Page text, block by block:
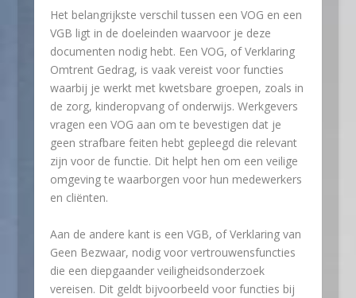
Het belangrijkste verschil tussen een VOG en een
VGB ligt in de doeleinden waarvoor je deze
documenten nodig hebt. Een VOG, of Verklaring
Omtrent Gedrag, is vaak vereist voor functies
waarbij je werkt met kwetsbare groepen, zoals in
de zorg, kinderopvang of onderwijs. Werkgevers
vragen een VOG aan om te bevestigen dat je
geen strafbare feiten hebt gepleegd die relevant
zijn voor de functie. Dit helpt hen om een veilige
omgeving te waarborgen voor hun medewerkers
en cliënten.
Aan de andere kant is een VGB, of Verklaring van
Geen Bezwaar, nodig voor vertrouwensfuncties
die een diepgaander veiligheidsonderzoek
vereisen. Dit geldt bijvoorbeeld voor functies bij